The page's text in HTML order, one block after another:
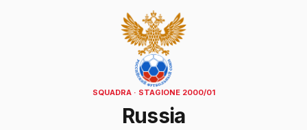
SQUADRA · STAGIONE 2000/01
Russia